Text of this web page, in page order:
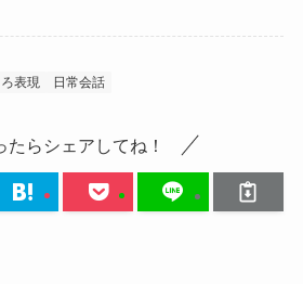
表現 日常会話
たらシェアしてね！